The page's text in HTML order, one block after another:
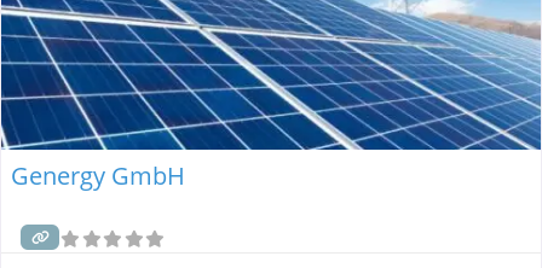
Genergy GmbH